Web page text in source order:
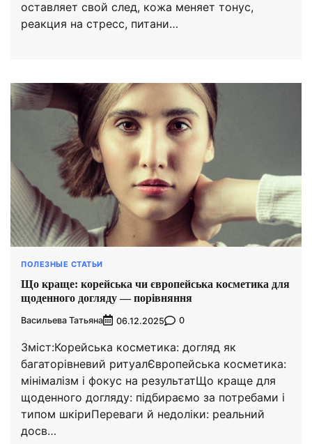
оставляет свой след, кожа меняет тонус,
реакция на стресс, питани…
ПОЛЕЗНЫЕ СТАТЬИ
Що краще: корейська чи європейська косметика для
щоденного догляду — порівняння
Васильева Татьяна 06.12.2025 0
Зміст:Корейська косметика: догляд як
багаторівневий ритуалЄвропейська косметика:
мінімалізм і фокус на результатЩо краще для
щоденного догляду: підбираємо за потребами і
типом шкіриПереваги й недоліки: реальний
досв…